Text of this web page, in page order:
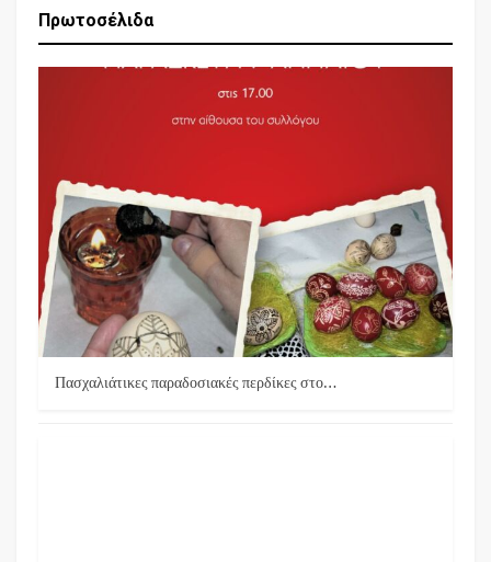
Πρωτοσέλιδα
Πασχαλιάτικες παραδοσιακές περδίκες στο…